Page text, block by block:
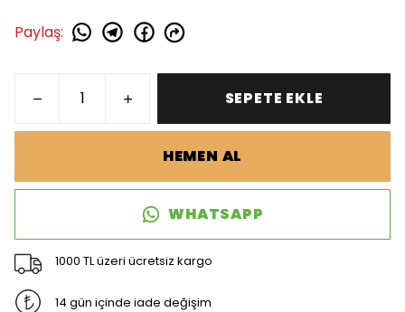
Paylaş:
SEPETE EKLE
HEMEN AL
WHATSAPP
1000 TL üzeri ücretsiz kargo
14 gün içinde iade değişim